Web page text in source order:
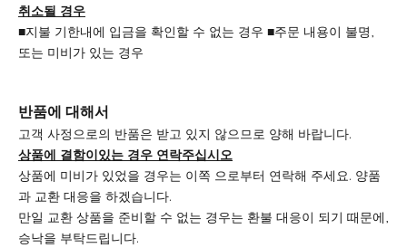
취소될 경우
■지불 기한내에 입금을 확인할 수 없는 경우 ■주문 내용이 불명,
또는 미비가 있는 경우
반품에 대해서
고객 사정으로의 반품은 받고 있지 않으므로 양해 바랍니다.
상품에 결함이있는 경우 연락주십시오
상품에 미비가 있었을 경우는 이쪽 으로부터 연락해 주세요. 양품
과 교환 대응을 하겠습니다.
만일 교환 상품을 준비할 수 없는 경우는 환불 대응이 되기 때문에,
승낙을 부탁드립니다.